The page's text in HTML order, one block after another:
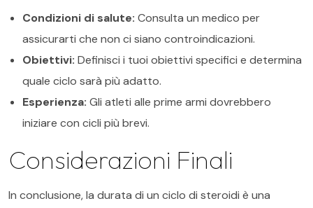
Condizioni di salute: Consulta un medico per
assicurarti che non ci siano controindicazioni.
Obiettivi: Definisci i tuoi obiettivi specifici e determina
quale ciclo sarà più adatto.
Esperienza: Gli atleti alle prime armi dovrebbero
iniziare con cicli più brevi.
Considerazioni Finali
In conclusione, la durata di un ciclo di steroidi è una